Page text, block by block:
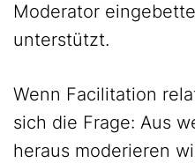
Moderator
unterstützt.
Wenn Facilitation
sich die Frage: Aus
heraus moderieren